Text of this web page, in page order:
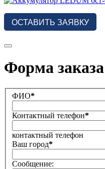
ОСТАВИТЬ ЗАЯВКУ
Форма заказа
ФИО*
Контактный телефон*
контактный телефон
Ваш город*
Сообщение: